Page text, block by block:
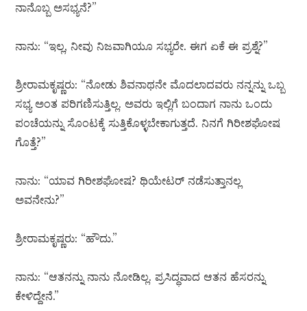
ನಾನೊಬ್ಬ ಅಸಭ್ಯನೆ?”
ನಾನು: “ಇಲ್ಲ, ನೀವು ನಿಜವಾಗಿಯೂ ಸಭ್ಯರೇ. ಈಗ ಏಕೆ ಈ ಪ್ರಶ್ನೆ?”
ಶ್ರೀರಾಮಕೃಷ್ಣರು: “ನೋಡು ಶಿವನಾಥನೇ ಮೊದಲಾದವರು ನನ್ನನ್ನು ಒಬ್ಬ
ಸಭ್ಯ ಅಂತ ಪರಿಗಣಿಸುತ್ತಿಲ್ಲ. ಅವರು ಇಲ್ಲಿಗೆ ಬಂದಾಗ ನಾನು ಒಂದು
ಪಂಚೆಯನ್ನು ಸೊಂಟಕ್ಕೆ ಸುತ್ತಿಕೊಳ್ಳಬೇಕಾಗುತ್ತದೆ. ನಿನಗೆ ಗಿರೀಶಘೋಷ
ಗೊತ್ತೆ?”
ನಾನು: “ಯಾವ ಗಿರೀಶಘೋಷ? ಥಿಯೇಟರ್ ನಡೆಸುತ್ತಾನಲ್ಲ
ಅವನೇನು?”
ಶ್ರೀರಾಮಕೃಷ್ಣರು: “ಹೌದು.”
ನಾನು: “ಆತನನ್ನು ನಾನು ನೋಡಿಲ್ಲ. ಪ್ರಸಿದ್ಧವಾದ ಆತನ ಹೆಸರನ್ನು
ಕೇಳಿದ್ದೇನೆ.”